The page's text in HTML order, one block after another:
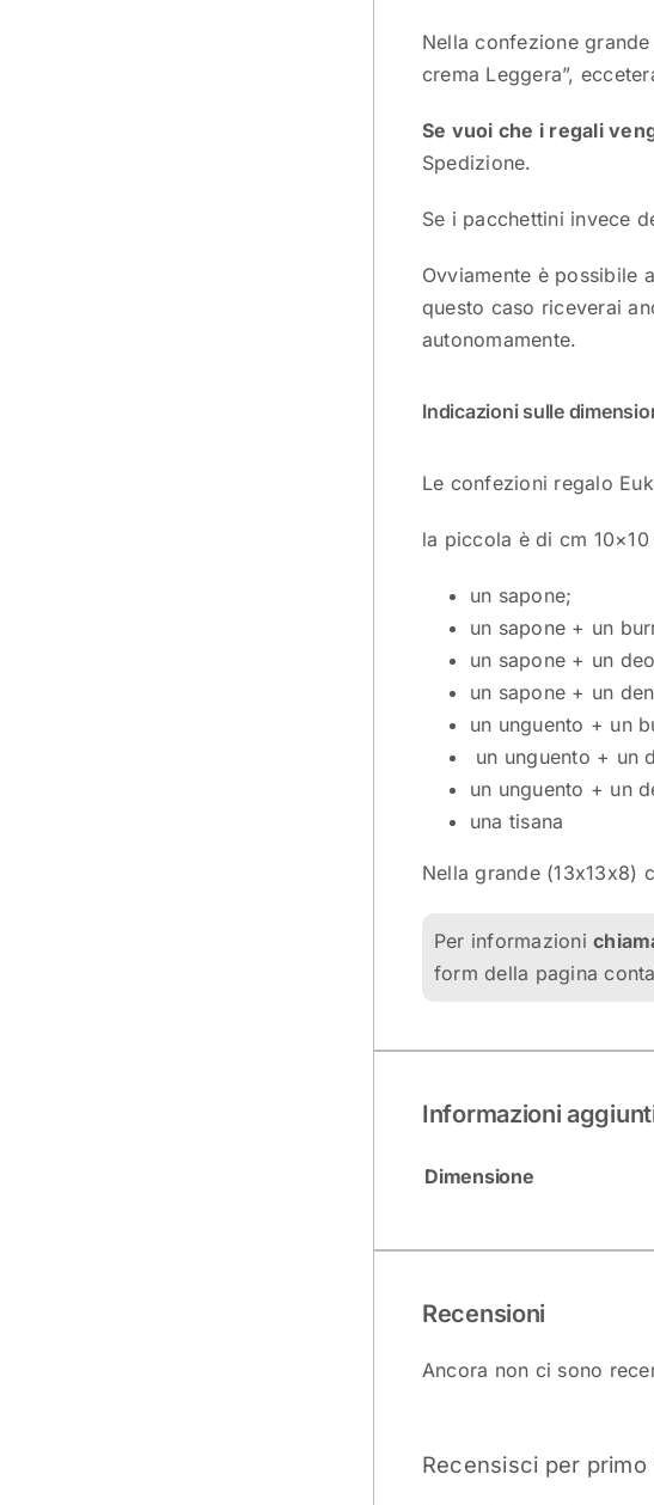
Nella confezione
crema Leggera”,
Se vuoi che i regali
Spedizione.
Se i pacchettini invece
Ovviamente è possibile
questo caso riceverai
autonomamente.
Indicazioni sulle
Le confezioni regalo
la piccola è di cm
un sapone;
un sapone + un
un sapone + un
un sapone + un
un unguento + un
un unguento + un
un unguento + un
una tisana
Nella grande (13x13x8)
Per informazioni
form della pagina
Informazioni
Dimensione
Recensioni
Ancora non ci sono
Recensisci per primo